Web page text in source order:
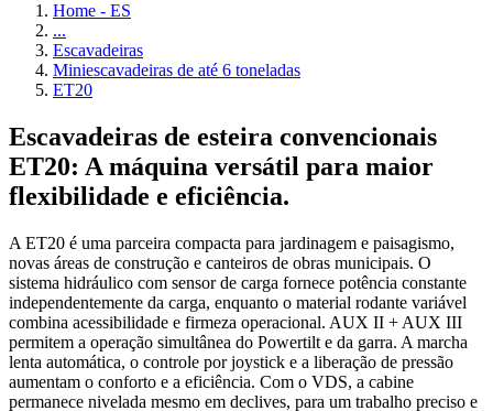
Home - ES
...
Escavadeiras
Miniescavadeiras de até 6 toneladas
ET20
Escavadeiras de esteira convencionais
ET20: A máquina versátil para maior
flexibilidade e eficiência.
A ET20 é uma parceira compacta para jardinagem e paisagismo,
novas áreas de construção e canteiros de obras municipais. O
sistema hidráulico com sensor de carga fornece potência constante
independentemente da carga, enquanto o material rodante variável
combina acessibilidade e firmeza operacional. AUX II + AUX III
permitem a operação simultânea do Powertilt e da garra. A marcha
lenta automática, o controle por joystick e a liberação de pressão
aumentam o conforto e a eficiência. Com o VDS, a cabine
permanece nivelada mesmo em declives, para um trabalho preciso e